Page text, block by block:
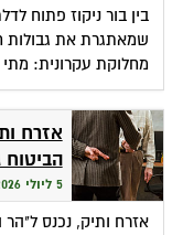
בין בור ניקוז פתוח
שמאתגרת את גבולות
מחלוקת עקרונית:
אזרח
הביטוח
5 ליולי 2026
אזרח ותיק, נכנס